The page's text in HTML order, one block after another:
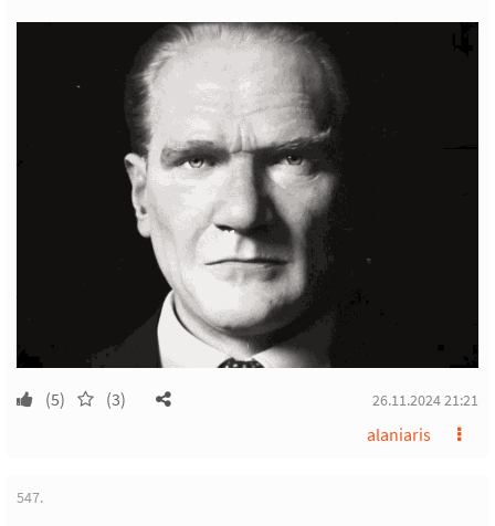
(5) (3) 26.11.2024 21:21
alaniaris
547.